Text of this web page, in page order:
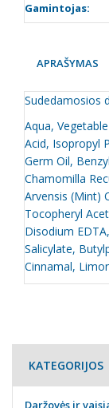
Gamintojas:
APRAŠYMAS
Sudedamosios
Aqua,
Acid, Isopropyl
Germ Oil,
Chamomilla
Arvensis (Mint)
Tocopheryl
Disodium
Salicylate,
Cinnamal,
KATEGORIJOS
Daržovės ir